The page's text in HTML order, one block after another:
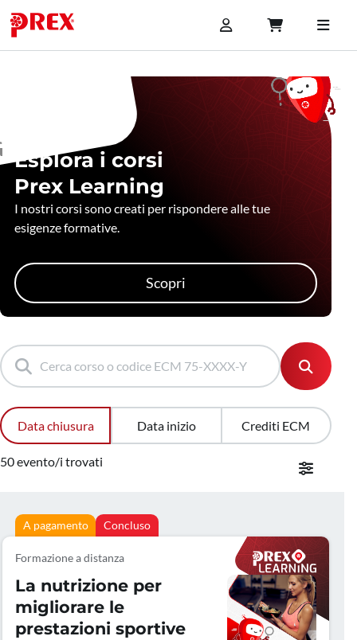
Esplora i corsi
Prex Learning
I nostri corsi sono creati per rispondere alle tue
esigenze formative.
Scopri
Data chiusura Data inizio Crediti ECM
50 evento/i trovati
A pagamento Concluso
Formazione a distanza
La nutrizione per
migliorare le
prestazioni sportive